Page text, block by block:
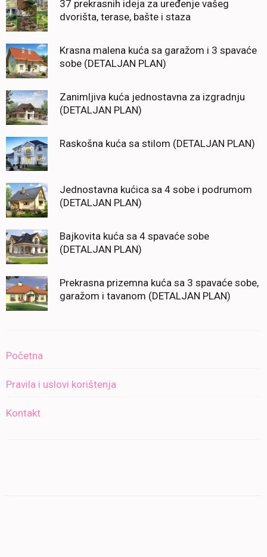
37 prekrasnih ideja za uređenje vašeg
dvorišta, terase, bašte i staza
Krasna malena kuća sa garažom i 3 spavaće
sobe (DETALJAN PLAN)
Zanimljiva kuća jednostavna za izgradnju
(DETALJAN PLAN)
Raskošna kuća sa stilom (DETALJAN PLAN)
Jednostavna kućica sa 4 sobe i podrumom
(DETALJAN PLAN)
Bajkovita kuća sa 4 spavaće sobe
(DETALJAN PLAN)
Prekrasna prizemna kuća sa 3 spavaće sobe,
garažom i tavanom (DETALJAN PLAN)
Početna
Pravila i uslovi korištenja
Kontakt